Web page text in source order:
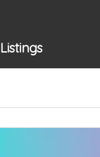
Listings